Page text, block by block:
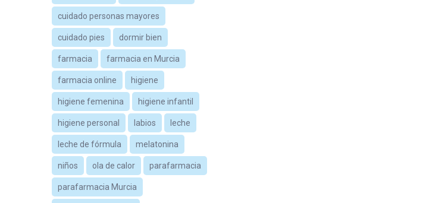
cuidado personas mayores
cuidado pies dormir bien
farmacia farmacia en Murcia
farmacia online higiene
higiene femenina higiene infantil
higiene personal labios leche
leche de fórmula melatonina
niños ola de calor parafarmacia
parafarmacia Murcia